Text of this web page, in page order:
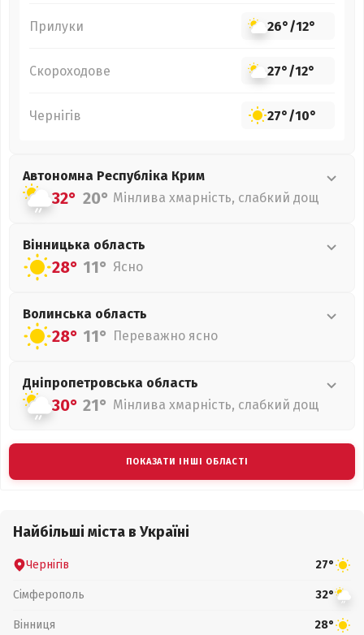
Прилуки 26°/12°
Скороходове 27°/12°
Чернігів 27°/10°
Автономна Республіка Крим
32° 20° Мінлива хмарність, слабкий дощ
Вінницька область
28° 11° Ясно
Волинська область
28° 11° Переважно ясно
Дніпропетровська область
30° 21° Мінлива хмарність, слабкий дощ
ПОКАЗАТИ ІНШІ ОБЛАСТІ
Найбільші міста в Україні
Чернігів 27°
Сімферополь 32°
Вінниця 28°